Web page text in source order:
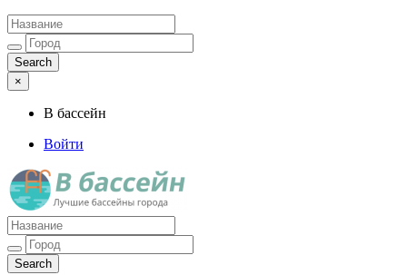
×
В бассейн
Войти
Лучшие бассейны города